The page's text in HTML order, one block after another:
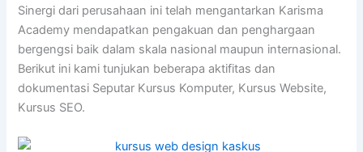
Sinergi dari perusahaan ini telah mengantarkan Karisma
Academy mendapatkan pengakuan dan penghargaan
bergengsi baik dalam skala nasional maupun internasional.
Berikut ini kami tunjukan beberapa aktifitas dan
dokumentasi Seputar Kursus Komputer, Kursus Website,
Kursus SEO.